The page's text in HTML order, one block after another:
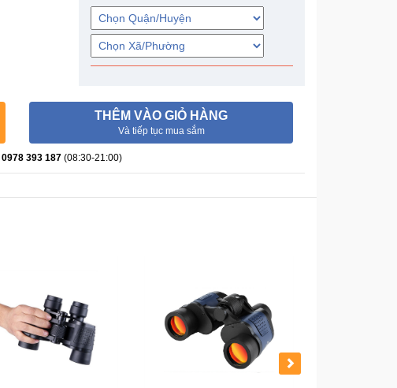
THÊM VÀO GIỎ HÀNG
Và tiếp tục mua sắm
0978 393 187 (08:30-21:00)